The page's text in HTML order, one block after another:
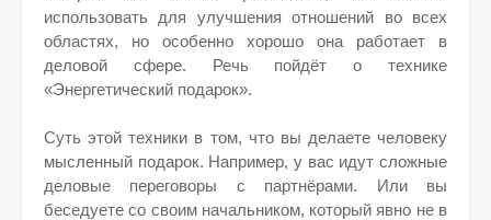
использовать для улучшения отношений во всех
областях, но особенно хорошо она работает в
деловой сфере. Речь пойдёт о технике
«Энергетический подарок».
Суть этой техники в том, что вы делаете человеку
мысленный подарок. Например, у вас идут сложные
деловые переговоры с партнёрами. Или вы
беседуете со своим начальником, который явно не в